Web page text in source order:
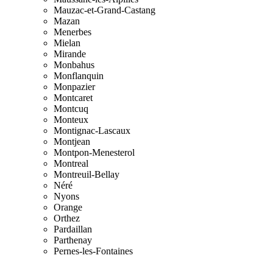
Mauzac-et-Grand-Castang
Mazan
Menerbes
Mielan
Mirande
Monbahus
Monflanquin
Monpazier
Montcaret
Montcuq
Monteux
Montignac-Lascaux
Montjean
Montpon-Menesterol
Montreal
Montreuil-Bellay
Néré
Nyons
Orange
Orthez
Pardaillan
Parthenay
Pernes-les-Fontaines